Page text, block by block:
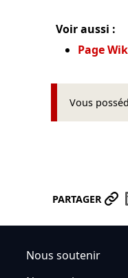
Voir aussi :
Page
Vous
PARTAGER
Nous soutenir